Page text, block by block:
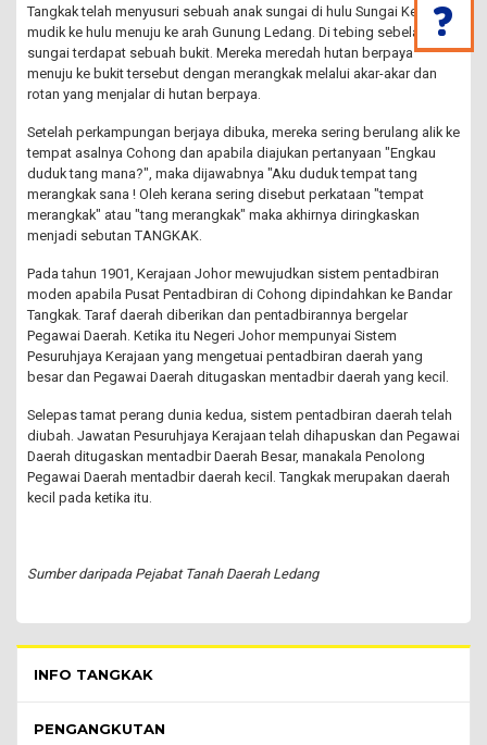
Tangkak telah menyusuri sebuah anak sungai di hulu Sungai Kesang
mudik ke hulu menuju ke arah Gunung Ledang. Di tebing sebelah kiri
sungai terdapat sebuah bukit. Mereka meredah hutan berpaya
menuju ke bukit tersebut dengan merangkak melalui akar-akar dan
rotan yang menjalar di hutan berpaya.
Setelah perkampungan berjaya dibuka, mereka sering berulang alik ke
tempat asalnya Cohong dan apabila diajukan pertanyaan "Engkau
duduk tang mana?", maka dijawabnya "Aku duduk tempat tang
merangkak sana ! Oleh kerana sering disebut perkataan "tempat
merangkak" atau "tang merangkak" maka akhirnya diringkaskan
menjadi sebutan TANGKAK.
Pada tahun 1901, Kerajaan Johor mewujudkan sistem pentadbiran
moden apabila Pusat Pentadbiran di Cohong dipindahkan ke Bandar
Tangkak. Taraf daerah diberikan dan pentadbirannya bergelar
Pegawai Daerah. Ketika itu Negeri Johor mempunyai Sistem
Pesuruhjaya Kerajaan yang mengetuai pentadbiran daerah yang
besar dan Pegawai Daerah ditugaskan mentadbir daerah yang kecil.
Selepas tamat perang dunia kedua, sistem pentadbiran daerah telah
diubah. Jawatan Pesuruhjaya Kerajaan telah dihapuskan dan Pegawai
Daerah ditugaskan mentadbir Daerah Besar, manakala Penolong
Pegawai Daerah mentadbir daerah kecil. Tangkak merupakan daerah
kecil pada ketika itu.
Sumber daripada Pejabat Tanah Daerah Ledang
INFO TANGKAK
PENGANGKUTAN